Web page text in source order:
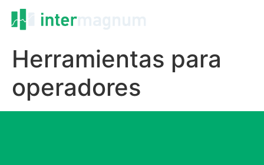
Herramientas para
operadores